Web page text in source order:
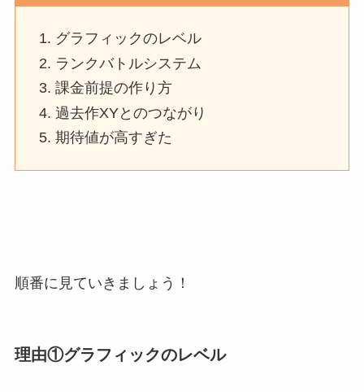
グラフィックのレベル
ランクバトルシステム
課金前提の作り方
過去作XYとのつながり
期待値が高すぎた
順番に見ていきましょう！
理由①グラフィックのレベル